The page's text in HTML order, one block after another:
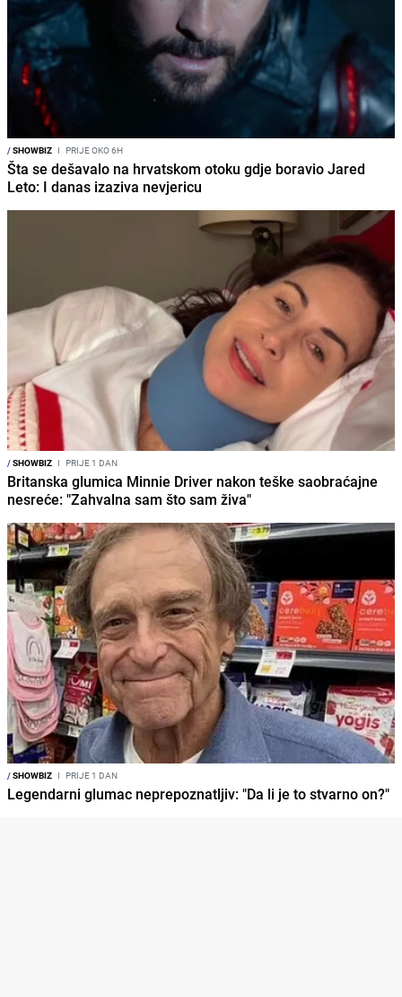
/SHOWBIZ I PRIJE OKO 6H
Šta se dešavalo na hrvatskom otoku gdje boravio Jared
Leto: I danas izaziva nevjericu
/SHOWBIZ I PRIJE 1 DAN
Britanska glumica Minnie Driver nakon teške saobraćajne
nesreće: "Zahvalna sam što sam živa"
/SHOWBIZ I PRIJE 1 DAN
Legendarni glumac neprepoznatljiv: "Da li je to stvarno on?"